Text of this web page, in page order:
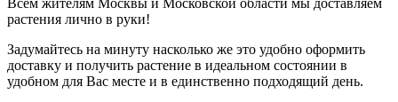
растения лично в руки!
Задумайтесь на минуту насколько же это удобно оформить
доставку и получить растение в идеальном состоянии в
удобном для Вас месте и в единственно подходящий день.